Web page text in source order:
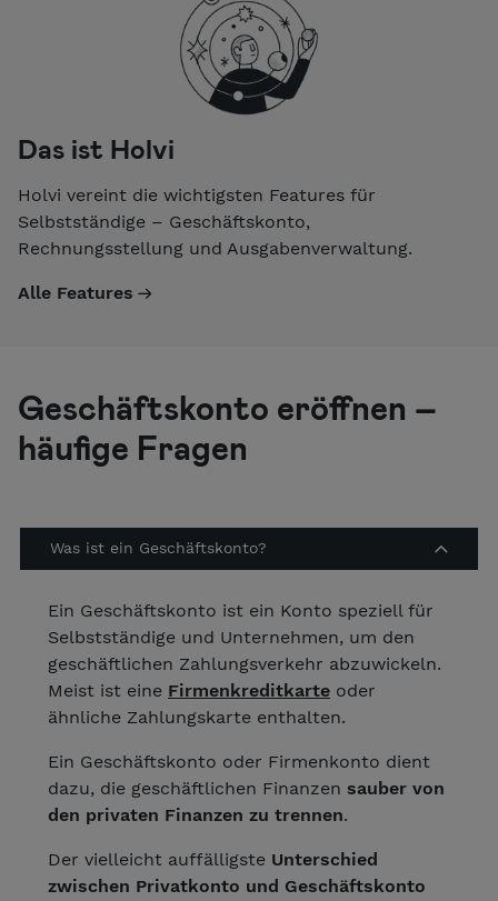
Das ist Holvi
Holvi vereint die wichtigsten Features für
Selbstständige – Geschäftskonto,
Rechnungsstellung und Ausgabenverwaltung.
Alle Features
Geschäftskonto eröffnen –
häufige Fragen
Was ist ein Geschäftskonto?
Ein Geschäftskonto ist ein Konto speziell für
Selbstständige und Unternehmen, um den
geschäftlichen Zahlungsverkehr abzuwickeln.
Meist ist eine Firmenkreditkarte oder
ähnliche Zahlungskarte enthalten.
Ein Geschäftskonto oder Firmenkonto dient
dazu, die geschäftlichen Finanzen sauber von
den privaten Finanzen zu trennen.
Der vielleicht auffälligste Unterschied
zwischen Privatkonto und Geschäftskonto